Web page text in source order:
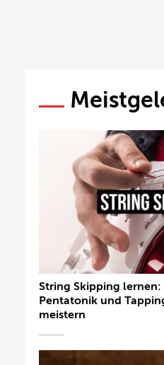
String Skipping lernen:
Pentatonik und
meistern